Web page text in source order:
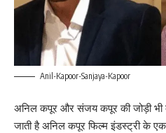
Anil-Kapoor-Sanjaya-Kapoor
अनिल कपूर और संजय कपूर की जोड़ी भी
जाती है अनिल कपूर फिल्म इंडस्ट्री के